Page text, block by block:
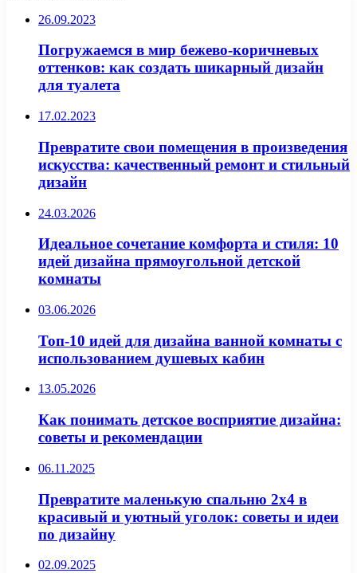
26.09.2023
Погружаемся в мир бежево-коричневых
оттенков: как создать шикарный дизайн
для туалета
17.02.2023
Превратите свои помещения в произведения
искусства: качественный ремонт и стильный
дизайн
24.03.2026
Идеальное сочетание комфорта и стиля: 10
идей дизайна прямоугольной детской
комнаты
03.06.2026
Топ-10 идей для дизайна ванной комнаты с
использованием душевых кабин
13.05.2026
Как понимать детское восприятие дизайна:
советы и рекомендации
06.11.2025
Превратите маленькую спальню 2х4 в
красивый и уютный уголок: советы и идеи
по дизайну
02.09.2025